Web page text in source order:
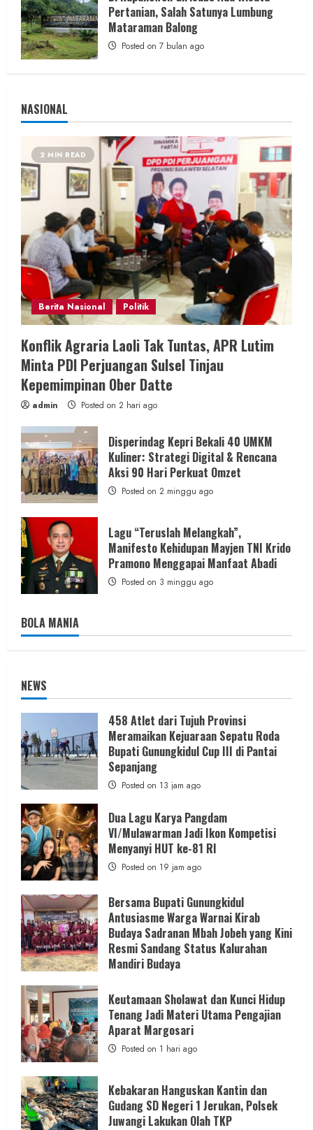
Pertanian, Salah Satunya Lumbung
Mataraman Balong
Posted on 7 bulan ago
NASIONAL
2 MIN READ
Berita Nasional Politik
Konflik Agraria Laoli Tak Tuntas, APR Lutim
Minta PDI Perjuangan Sulsel Tinjau
Kepemimpinan Ober Datte
admin Posted on 2 hari ago
Disperindag Kepri Bekali 40 UMKM
Kuliner: Strategi Digital & Rencana
Aksi 90 Hari Perkuat Omzet
Posted on 2 minggu ago
Lagu “Teruslah Melangkah”,
Manifesto Kehidupan Mayjen TNI Krido
Pramono Menggapai Manfaat Abadi
Posted on 3 minggu ago
BOLA MANIA
NEWS
458 Atlet dari Tujuh Provinsi
Meramaikan Kejuaraan Sepatu Roda
Bupati Gunungkidul Cup III di Pantai
Sepanjang
Posted on 13 jam ago
Dua Lagu Karya Pangdam
VI/Mulawarman Jadi Ikon Kompetisi
Menyanyi HUT ke-81 RI
Posted on 19 jam ago
Bersama Bupati Gunungkidul
Antusiasme Warga Warnai Kirab
Budaya Sadranan Mbah Jobeh yang Kini
Resmi Sandang Status Kalurahan
Mandiri Budaya
Keutamaan Sholawat dan Kunci Hidup
Tenang Jadi Materi Utama Pengajian
Aparat Margosari
Posted on 1 hari ago
Kebakaran Hanguskan Kantin dan
Gudang SD Negeri 1 Jerukan, Polsek
Juwangi Lakukan Olah TKP